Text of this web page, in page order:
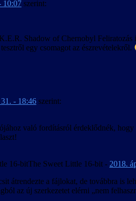
10:07 szerint:
Shadow of Chernobyl Feliratozás
egy csomagot az észrevételekről.
- 18:46 szerint:
való fordításról érdeklődnék,
The Sweet Little 16-bit - 2018.
átrendezte a fájlokat, de továbbra is
az új szerkezetet elérni „nem